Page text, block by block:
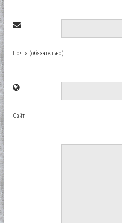
Почта (обязательно)
Сайт